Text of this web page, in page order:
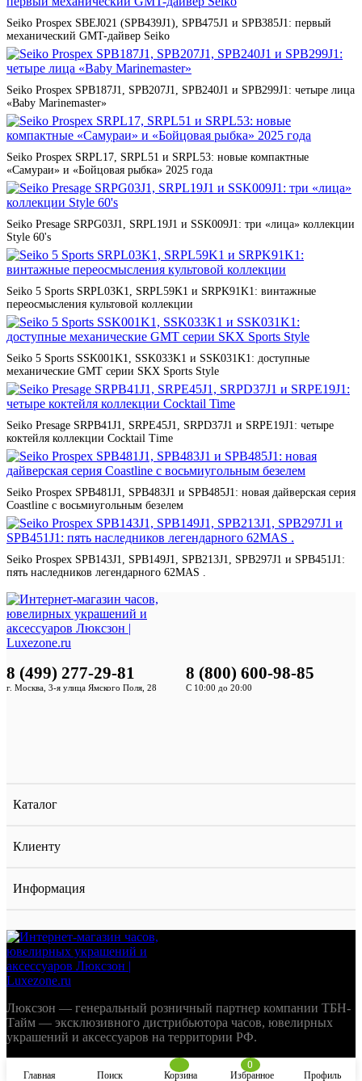
Seiko Prospex SBEJ021 (SPB439J1), SPB475J1 и SPB385J1: первый
механический GMT-дайвер Seiko
Seiko Prospex SPB187J1, SPB207J1, SPB240J1 и SPB299J1: четыре лица
«Baby Marinemaster»
Seiko Prospex SRPL17, SRPL51 и SRPL53: новые компактные
«Самураи» и «Бойцовая рыбка» 2025 года
Seiko Presage SRPG03J1, SRPL19J1 и SSK009J1: три «лица» коллекции
Style 60's
Seiko 5 Sports SRPL03K1, SRPL59K1 и SRPK91K1: винтажные
переосмысления культовой коллекции
Seiko 5 Sports SSK001K1, SSK033K1 и SSK031K1: доступные
механические GMT серии SKX Sports Style
Seiko Presage SRPB41J1, SRPE45J1, SRPD37J1 и SRPE19J1: четыре
коктейля коллекции Cocktail Time
Seiko Prospex SPB481J1, SPB483J1 и SPB485J1: новая дайверская серия
Coastline с восьмиугольным безелем
Seiko Prospex SPB143J1, SPB149J1, SPB213J1, SPB297J1 и SPB451J1:
пять наследников легендарного 62MAS .
Каталог
Клиенту
Информация
8 (499) 277-29-81
г. Москва, 3-я улица Ямского Поля, 28
8 (800) 600-98-85
С 10:00 до 20:00
Люксзон — генеральный розничный партнер компании ТБН-
Тайм — эксклюзивного дистрибьютора часов, ювелирных
украшений и аксессуаров на территории РФ.
Главная Поиск Корзина
0
Избранное
Профиль